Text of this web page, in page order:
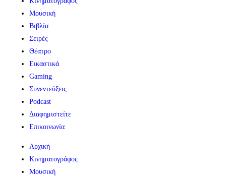
Μουσική
Βιβλία
Σειρές
Θέατρο
Εικαστικά
Gaming
Συνεντεύξεις
Podcast
Διαφημιστείτε
Επικοινωνία
Αρχική
Κινηματογράφος
Μουσική